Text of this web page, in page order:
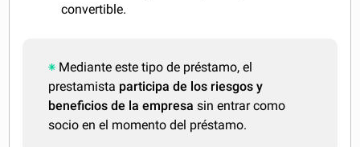
convertible.
Mediante este tipo de préstamo, el
prestamista participa de los riesgos y
beneficios de la empresa sin entrar como
socio en el momento del préstamo.